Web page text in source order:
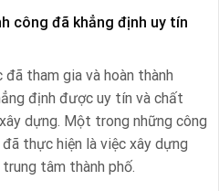
công đã khẳng định uy tín
tham gia và hoàn thành
định được uy tín và chất
dựng. Một trong những công
thực hiện là việc xây dựng
tâm thành phố.